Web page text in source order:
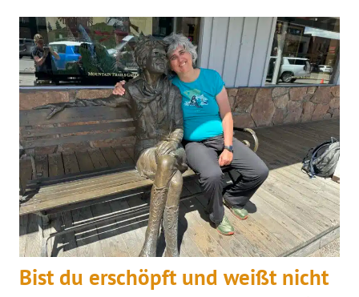
Bist du erschöpft und weißt nicht